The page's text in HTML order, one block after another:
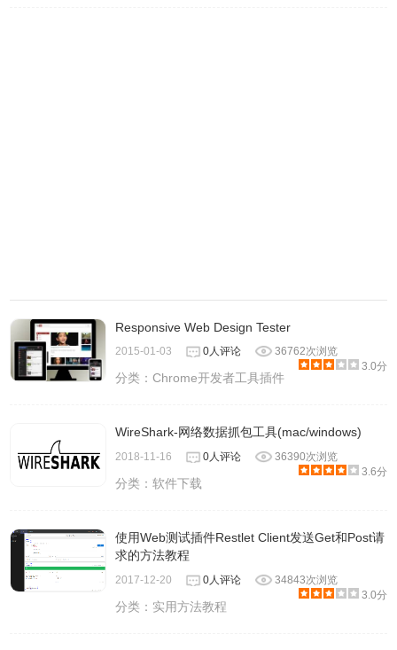
Responsive Web Design Tester
2015-01-03 0人评论
36762次浏览
3.0分
分类：Chrome开发者工具插件
WireShark-网络数据抓包工具(mac/windows)
2018-11-16 0人评论
36390次浏览
3.6分
分类：软件下载
使用Web测试插件Restlet Client发送Get和Post请
求的方法教程
2017-12-20 0人评论
34843次浏览
3.0分
分类： 实用方法教程